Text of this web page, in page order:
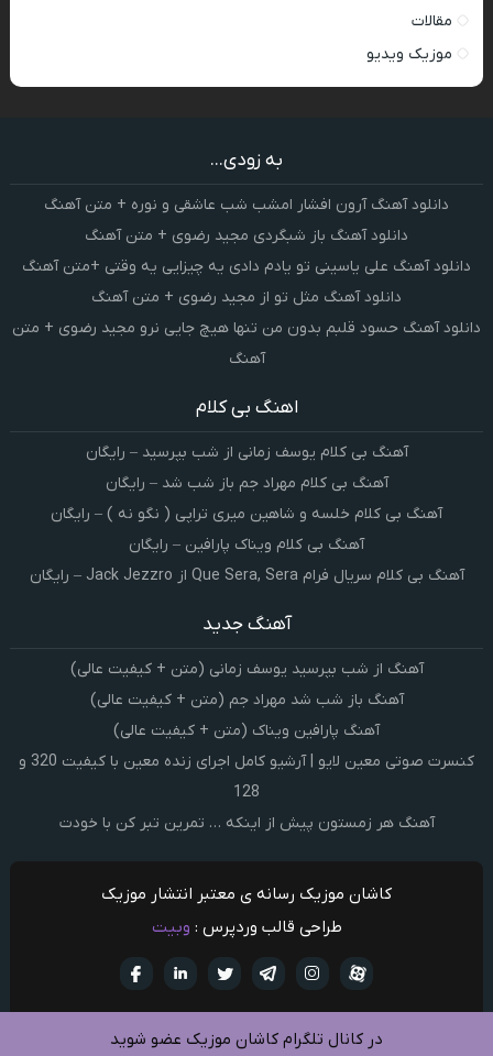
مقالات
موزیک ویدیو
به زودی...
دانلود آهنگ آرون افشار امشب شب عاشقی و نوره + متن آهنگ
دانلود آهنگ باز شبگردی مجید رضوی + متن آهنگ
دانلود آهنگ علی یاسینی تو یادم دادی یه چیزایی یه وقتی +متن آهنگ
دانلود آهنگ مثل تو از مجید رضوی + متن آهنگ
دانلود آهنگ حسود قلبم بدون من تنها هیچ جایی نرو مجید رضوی + متن
آهنگ
اهنگ بی کلام
آهنگ بی کلام یوسف زمانی از شب بپرسید – رایگان
آهنگ بی کلام مهراد جم باز شب شد – رایگان
آهنگ بی کلام خلسه و شاهین میری تراپی ( نگو نه ) – رایگان
آهنگ بی کلام ویناک پارافین – رایگان
آهنگ بی کلام سریال فرام Que Sera, Sera از Jack Jezzro – رایگان
آهنگ جدید
آهنگ از شب بپرسید یوسف زمانی (متن + کیفیت عالی)
آهنگ باز شب شد مهراد جم (متن + کیفیت عالی)
آهنگ پارافین ویناک (متن + کیفیت عالی)
کنسرت صوتی معین لایو | آرشیو کامل اجرای زنده معین با کیفیت 320 و
128
آهنگ هر زمستون پیش از اینکه … تمرین تبر کن با خودت
کاشان موزیک رسانه ی معتبر انتشار موزیک
طراحی قالب وردپرس : وبیت
تويتر تلگرام
اینستاگرام آپارات
در کانال تلگرام کاشان موزیک عضو شوید